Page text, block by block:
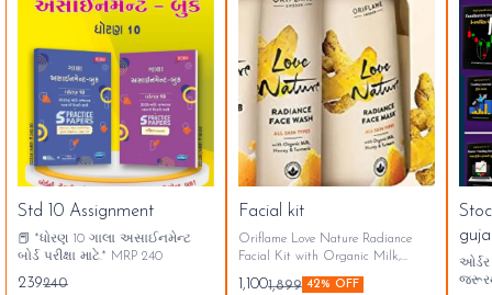
Std 10 Assignment
📕 *ધોરણ 10 ગાલા અસાઈનમેન્ટ
બોર્ડ પરીક્ષા માટે.* MRP 240
239240
Facial kit
Oriflame Love Nature Radiance
Facial Kit with Organic Milk,
Honey and Turmeric 250GM
1,1001,899 42% OFF
🎉
⭐